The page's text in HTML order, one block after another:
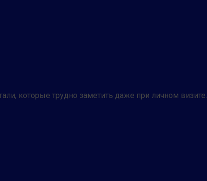
которые трудно заметить даже при личном визите.